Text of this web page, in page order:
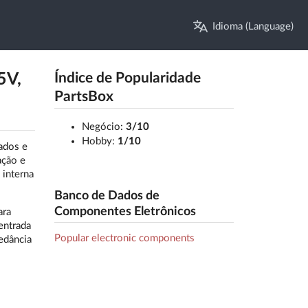
Idioma (Language)
e
e
interna
Índice de Popularidade
PartsBox
Negócio: 3/10
Hobby: 1/10
Banco de Dados de
Componentes Eletrônicos
Popular electronic components